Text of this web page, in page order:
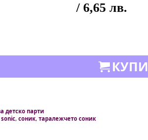
/ 6,65 лв.
КУПИ
детско парти
sonic, соник, таралежчето соник